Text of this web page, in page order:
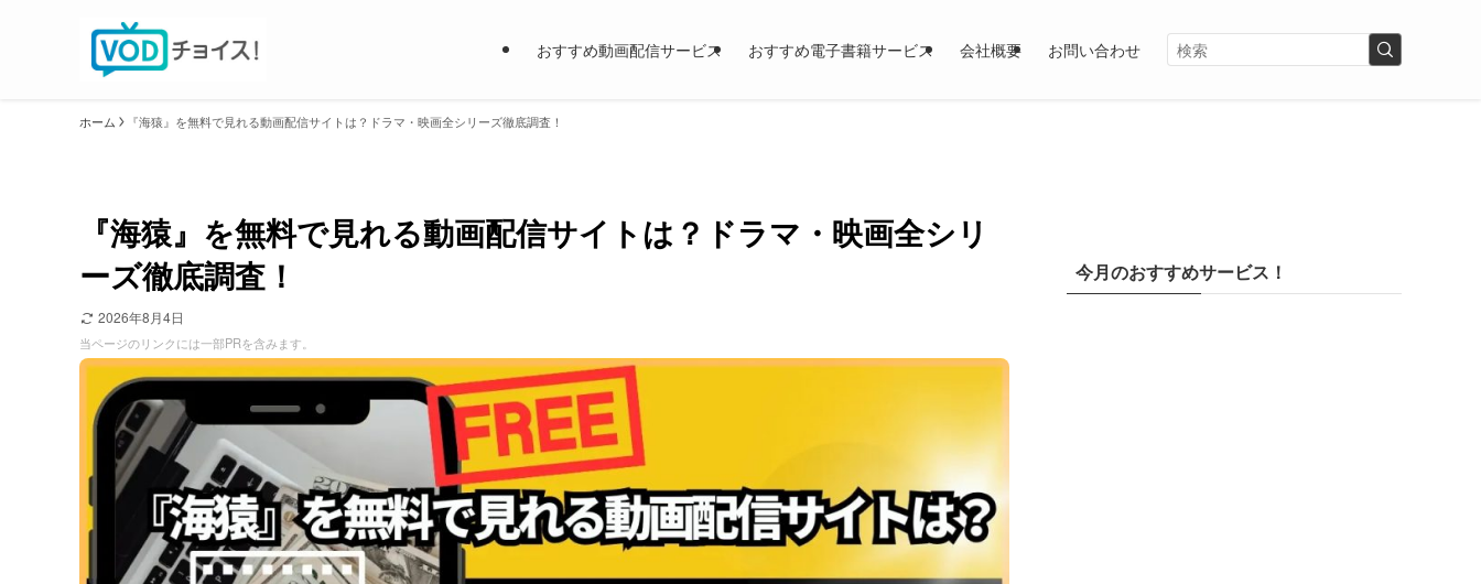
おすすめ動画配信サービス おすすめ電子書籍サービス 会社概要 お問い合わせ
ホーム 『海猿』を無料で見れる動画配信サイトは？ドラマ・映画全シリーズ徹底調査！
『海猿』を無料で見れる動画配信サイトは？ドラマ・映画全シリ
ーズ徹底調査！
2026年8月4日
当ページのリンクには一部PRを含みます。
今月のおすすめサービス！